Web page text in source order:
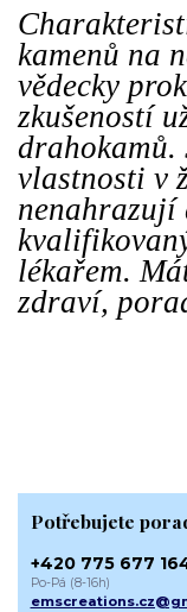
kamenů na
vědecky
zkušeností
drahokamů.
vlastnosti v
nenahrazují
lékařem.
zdraví,
Potřebujete
+420 775 677
Po-Pá (8-16h)